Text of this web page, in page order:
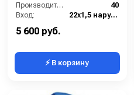
Производительность (л/мин):
40
Вход:
22х1,5 наружняя резьба
5 600 руб.
⚡ В корзину